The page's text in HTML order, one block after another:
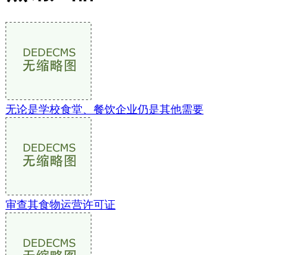
无论是学校食堂、餐饮企业仍是其他需要
审查其食物运营许可证